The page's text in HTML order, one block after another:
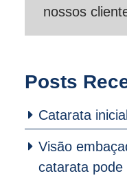
nossos
Posts
Catarata
Visão
catarata